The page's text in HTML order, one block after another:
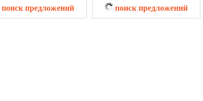
поиск предложений
поиск предложений